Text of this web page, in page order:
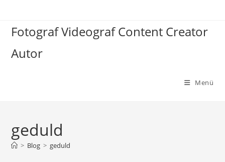
springen
Fotograf Videograf Content Creator
Autor
Menü
geduld
> Blog > geduld